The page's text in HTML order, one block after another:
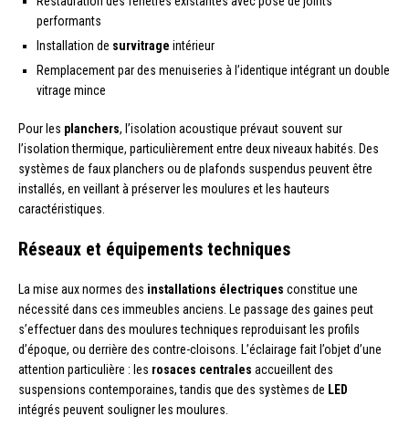
performants
Installation de survitrage intérieur
Remplacement par des menuiseries à l’identique intégrant un double
vitrage mince
Pour les planchers, l’isolation acoustique prévaut souvent sur
l’isolation thermique, particulièrement entre deux niveaux habités. Des
systèmes de faux planchers ou de plafonds suspendus peuvent être
installés, en veillant à préserver les moulures et les hauteurs
caractéristiques.
Réseaux et équipements techniques
La mise aux normes des installations électriques constitue une
nécessité dans ces immeubles anciens. Le passage des gaines peut
s’effectuer dans des moulures techniques reproduisant les profils
d’époque, ou derrière des contre-cloisons. L’éclairage fait l’objet d’une
attention particulière : les rosaces centrales accueillent des
suspensions contemporaines, tandis que des systèmes de LED
intégrés peuvent souligner les moulures.